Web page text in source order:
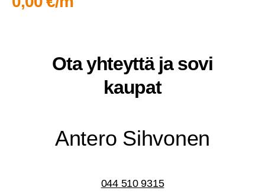
Ota yhteyt­tä ja sovi
kaupat
Ante­ro Sihvonen
044 510 9315